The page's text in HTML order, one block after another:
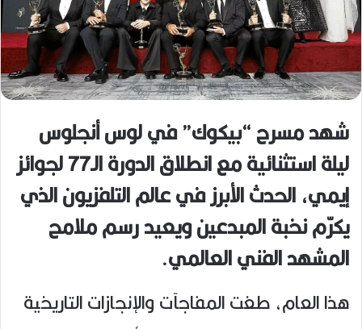
شهد مسرح “بيكوك” في لوس أنجلوس
ليلة استثنائية مع انطلاق الدورة الـ77 لجوائز
إيمي، الحدث الأبرز في عالم التلفزيون الذي
يكرّم نخبة المبدعين ويعيد رسم ملامح
المشهد الفني العالمي.
هذا العام، طغت المفاجآت والإنجازات التاريخية